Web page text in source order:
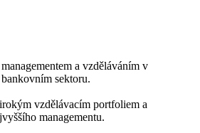
a vzděláváním v
sektoru.
vzdělávacím portfoliem a
managementu.